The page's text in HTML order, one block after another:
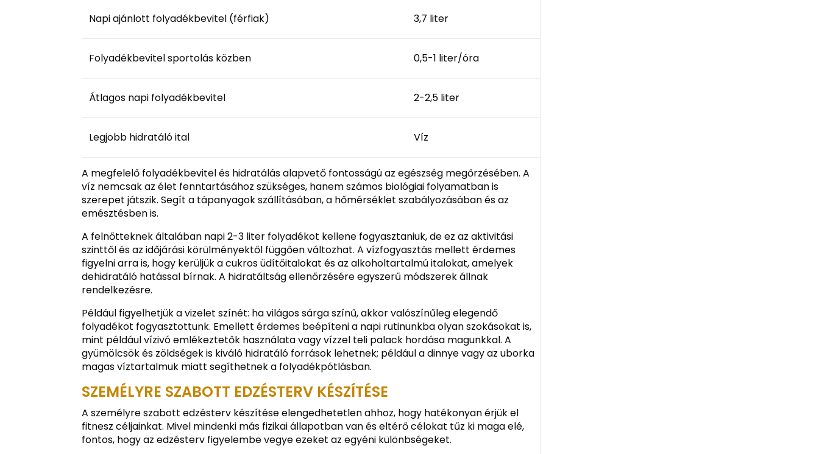
Napi ajánlott folyadékbevitel (férfiak) 3,7 liter
Folyadékbevitel sportolás közben 0,5-1 liter/óra
Átlagos napi folyadékbevitel 2-2,5 liter
Legjobb hidratáló ital Víz
A megfelelő folyadékbevitel és hidratálás alapvető fontosságú az egészség megőrzésében. A
víz nemcsak az élet fenntartásához szükséges, hanem számos biológiai folyamatban is
szerepet játszik. Segít a tápanyagok szállításában, a hőmérséklet szabályozásában és az
emésztésben is.
A felnőtteknek általában napi 2-3 liter folyadékot kellene fogyasztaniuk, de ez az aktivitási
szinttől és az időjárási körülményektől függően változhat. A vízfogyasztás mellett érdemes
figyelni arra is, hogy kerüljük a cukros üdítőitalokat és az alkoholtartalmú italokat, amelyek
dehidratáló hatással bírnak. A hidratáltság ellenőrzésére egyszerű módszerek állnak
rendelkezésre.
Például figyelhetjük a vizelet színét: ha világos sárga színű, akkor valószínűleg elegendő
folyadékot fogyasztottunk. Emellett érdemes beépíteni a napi rutinunkba olyan szokásokat is,
mint például vízivó emlékeztetők használata vagy vízzel teli palack hordása magunkkal. A
gyümölcsök és zöldségek is kiváló hidratáló források lehetnek; például a dinnye vagy az uborka
magas víztartalmuk miatt segíthetnek a folyadékpótlásban.
SZEMÉLYRE SZABOTT EDZÉSTERV KÉSZÍTÉSE
A személyre szabott edzésterv készítése elengedhetetlen ahhoz, hogy hatékonyan érjük el
fitnesz céljainkat. Mivel mindenki más fizikai állapotban van és eltérő célokat tűz ki maga elé,
fontos, hogy az edzésterv figyelembe vegye ezeket az egyéni különbségeket.